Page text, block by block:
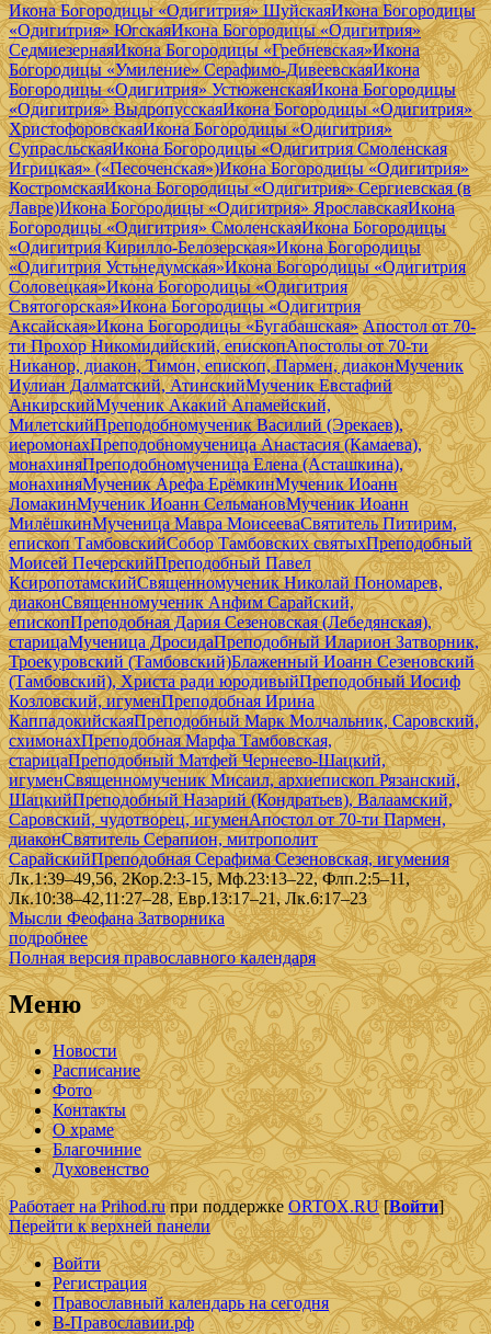
Икона Богородицы «Одигитрия» ШуйскаяИкона Богородицы
«Одигитрия» ЮгскаяИкона Богородицы «Одигитрия»
СедмиезернаяИкона Богородицы «Гребневская»Икона
Богородицы «Умиление» Серафимо-ДивеевскаяИкона
Богородицы «Одигитрия» УстюженскаяИкона Богородицы
«Одигитрия» ВыдропусскаяИкона Богородицы «Одигитрия»
ХристофоровскаяИкона Богородицы «Одигитрия»
СупрасльскаяИкона Богородицы «Одигитрия Смоленская
Игрицкая» («Песоченская»)Икона Богородицы «Одигитрия»
КостромскаяИкона Богородицы «Одигитрия» Сергиевская (в
Лавре)Икона Богородицы «Одигитрия» ЯрославскаяИкона
Богородицы «Одигитрия» СмоленскаяИкона Богородицы
«Одигитрия Кирилло-Белозерская»Икона Богородицы
«Одигитрия Устьнедумская»Икона Богородицы «Одигитрия
Соловецкая»Икона Богородицы «Одигитрия
Святогорская»Икона Богородицы «Одигитрия
Аксайская»Икона Богородицы «Бугабашская» Апостол от 70-
ти Прохор Никомидийский, епископАпостолы от 70-ти
Никанор, диакон, Тимон, епископ, Пармен, диаконМученик
Иулиан Далматский, АтинскийМученик Евстафий
АнкирскийМученик Акакий Апамейский,
МилетскийПреподобномученик Василий (Эрекаев),
иеромонахПреподобномученица Анастасия (Камаева),
монахиняПреподобномученица Елена (Асташкина),
монахиняМученик Арефа ЕрёмкинМученик Иоанн
ЛомакинМученик Иоанн СельмановМученик Иоанн
МилёшкинМученица Мавра МоисееваСвятитель Питирим,
епископ ТамбовскийСобор Тамбовских святыхПреподобный
Моисей ПечерскийПреподобный Павел
КсиропотамскийСвященномученик Николай Пономарев,
диаконСвященномученик Анфим Сарайский,
епископПреподобная Дария Сезеновская (Лебедянская),
старицаМученица ДросидаПреподобный Иларион Затворник,
Троекуровский (Тамбовский)Блаженный Иоанн Сезеновский
(Тамбовский), Христа ради юродивыйПреподобный Иосиф
Козловский, игуменПреподобная Ирина
КаппадокийскаяПреподобный Марк Молчальник, Саровский,
схимонахПреподобная Марфа Тамбовская,
старицаПреподобный Матфей Чернеево-Шацкий,
игуменСвященномученик Мисаил, архиепископ Рязанский,
ШацкийПреподобный Назарий (Кондратьев), Валаамский,
Саровский, чудотворец, игуменАпостол от 70-ти Пармен,
диаконСвятитель Серапион, митрополит
СарайскийПреподобная Серафима Сезеновская, игумения
Лк.1:39–49,56, 2Кор.2:3-15, Мф.23:13–22, Флп.2:5–11,
Лк.10:38–42,11:27–28, Евр.13:17–21, Лк.6:17–23
Мысли Феофана Затворника
подробнее
Полная версия православного календаря
Меню
Новости
Расписание
Фото
Контакты
О храме
Благочиние
Духовенство
Работает на Prihod.ruпри поддержке ORTOX.RU[Войти]
Перейти к верхней панели
Войти
Регистрация
Православный календарь на сегодня
В-Православии.рф